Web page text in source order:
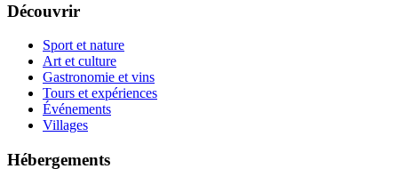
Découvrir
Sport et nature
Art et culture
Gastronomie et vins
Tours et expériences
Événements
Villages
Hébergements